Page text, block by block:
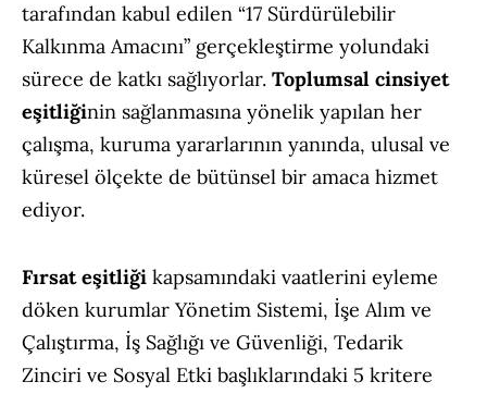
tarafından kabul edilen “17 Sürdürülebilir
Kalkınma Amacını” gerçekleştirme yolundaki
sürece de katkı sağlıyorlar. Toplumsal cinsiyet
eşitliğinin sağlanmasına yönelik yapılan her
çalışma, kuruma yararlarının yanında, ulusal ve
küresel ölçekte de bütünsel bir amaca hizmet
ediyor.
Fırsat eşitliği kapsamındaki vaatlerini eyleme
döken kurumlar Yönetim Sistemi, İşe Alım ve
Çalıştırma, İş Sağlığı ve Güvenliği, Tedarik
Zinciri ve Sosyal Etki başlıklarındaki 5 kritere